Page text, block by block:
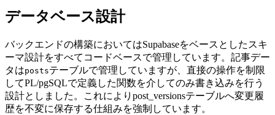
データベース設計
バックエンドの構築においてはSupabaseをベースとしたスキ
ーマ設計をすべてコードベースで管理しています。記事デー
タはpostsテーブルで管理していますが、直接の操作を制限
してPL/pgSQLで定義した関数を介してのみ書き込みを行う
設計としました。これによりpost_versionsテーブルへ変更履
歴を不変に保存する仕組みを強制しています。